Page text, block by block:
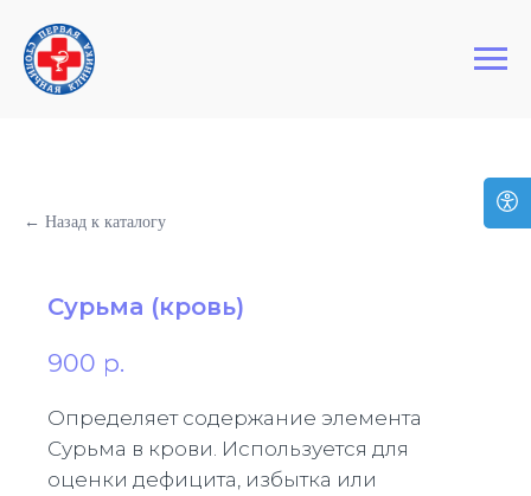
Первая Столичная Клиника
← Назад к каталогу
Сурьма (кровь)
900 р.
Определяет содержание элемента
Сурьма в крови. Используется для
оценки дефицита, избытка или